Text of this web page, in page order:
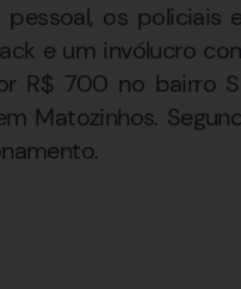
pessoal, os
e um invólucro
R$ 700 no bairro
Matozinhos.